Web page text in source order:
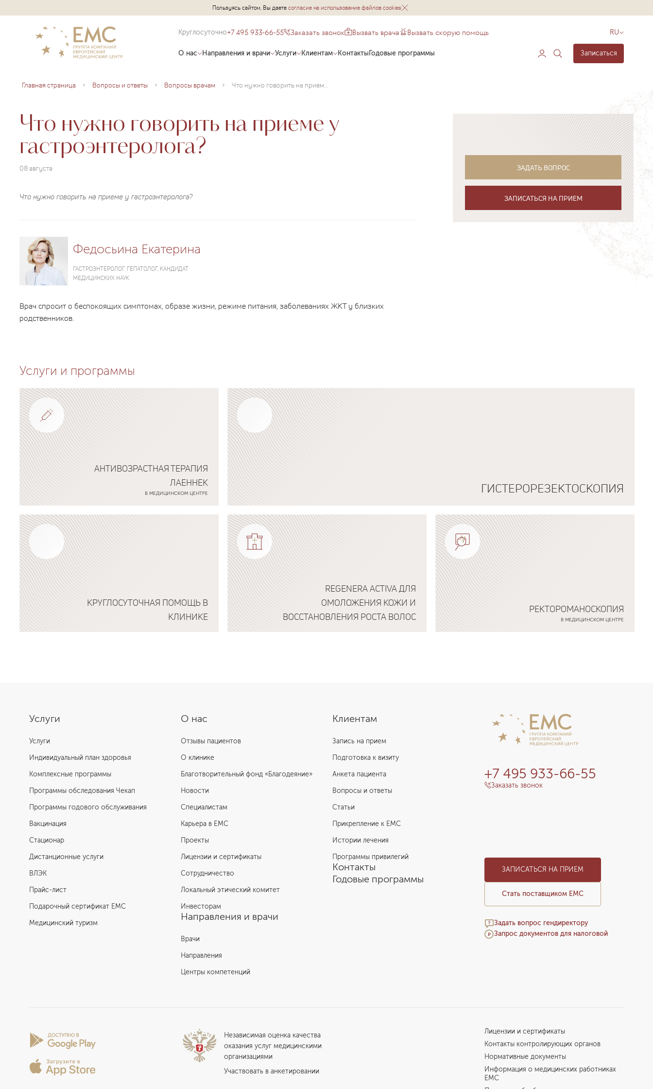
Пользуясь сайтом, Вы даетесогласие на использование файлов cookies
Круглосуточно+7 495 933-66-55 Заказать звонок Вызвать врача Вызвать скорую помощь RU
О нас Направления и врачи Услуги Клиентам КонтактыГодовые программы Записаться
Главная страница Вопросы и ответы Вопросы врачам Что нужно говорить на приеме у гастроэнтеролога?
Что нужно говорить на приеме у
гастроэнтеролога?
08 августа
Что нужно говорить на приеме у гастроэнтеролога?
Федосьина Екатерина
ГАСТРОЭНТЕРОЛОГ, ГЕПАТОЛОГ, КАНДИДАТ
МЕДИЦИНСКИХ НАУК
Врач спросит о беспокоящих симптомах, образе жизни, режиме питания, заболеваниях ЖКТ у близких
родственников.
ЗАДАТЬ ВОПРОС
ЗАПИСАТЬСЯ НА ПРИЕМ
Услуги и программы
АНТИВОЗРАСТНАЯ ТЕРАПИЯ
ЛАЕННЕК
В МЕДИЦИНСКОМ ЦЕНТРЕ
Подробнее о программе
ГИСТЕРОРЕЗЕКТОСКОПИЯ
Подробнее о программе
КРУГЛОСУТОЧНАЯ ПОМОЩЬ В
КЛИНИКЕ
REGENERA ACTIVA ДЛЯ
ОМОЛОЖЕНИЯ КОЖИ И
ВОССТАНОВЛЕНИЯ РОСТА ВОЛОС
РЕКТОРОМАНОСКОПИЯ
В МЕДИЦИНСКОМ ЦЕНТРЕ
О нас
Отзывы пациентов
О клинике
Благотворительный фонд «Благодеяние»
Новости
Специалистам
Карьера в ЕМС
Проекты
Лицензии и сертификаты
Сотрудничество
Локальный этический комитет
Инвесторам
Направления и врачи
Врачи
Направления
Центры компетенций
Услуги
Услуги
Индивидуальный план здоровья
Комплексные программы
Программы обследования Чекап
Программы годового обслуживания
Вакцинация
Стационар
Дистанционные услуги
ВЛЭК
Прайс-лист
Подарочный сертификат EMC
Медицинский туризм
Клиентам
Запись на прием
Подготовка к визиту
Анкета пациента
Вопросы и ответы
Статьи
Прикрепление к EMC
Истории лечения
Программы привилегий
Контакты
Годовые программы
+7 495 933-66-55
Заказать звонок
ЗАПИСАТЬСЯ НА ПРИЕМ
Стать поставщиком ЕМС
Задать вопрос гендиректору
Запрос документов для налоговой
Независимая оценка качества
оказания услуг медицинскими
организациями
Участвовать в анкетировании
Лицензии и сертификаты
Контакты контролирующих органов
Нормативные документы
Информация о медицинских работниках
EMC